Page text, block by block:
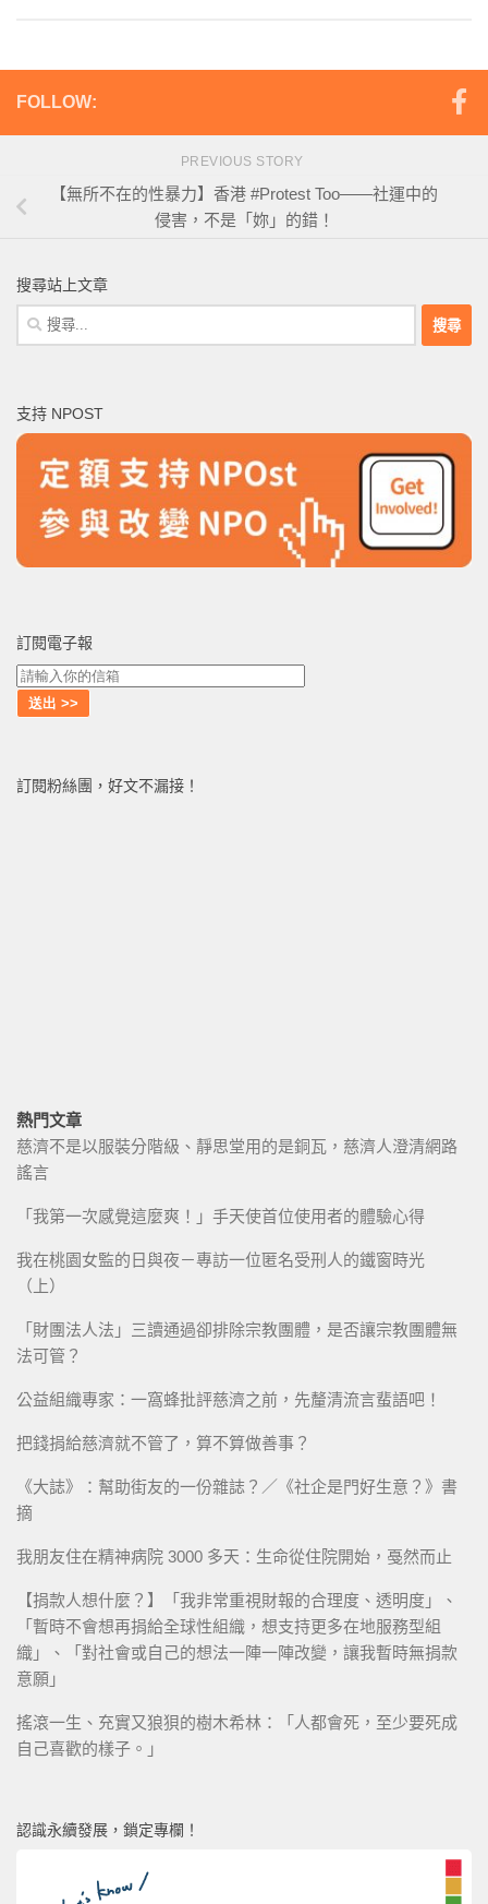
FOLLOW:
PREVIOUS STORY
【無所不在的性暴力】香港 #Protest Too——社運中的
侵害，不是「妳」的錯！
搜尋站上文章
搜
尋
字:
支持 NPOST
訂閱電子報
訂閱粉絲團，好文不漏接！
熱門文章
慈濟不是以服裝分階級、靜思堂用的是銅瓦，慈濟人澄清網路
謠言
「我第一次感覺這麼爽！」手天使首位使用者的體驗心得
我在桃園女監的日與夜－專訪一位匿名受刑人的鐵窗時光
（上）
「財團法人法」三讀通過卻排除宗教團體，是否讓宗教團體無
法可管？
公益組織專家：一窩蜂批評慈濟之前，先釐清流言蜚語吧！
把錢捐給慈濟就不管了，算不算做善事？
《大誌》：幫助街友的一份雜誌？／《社企是門好生意？》書
摘
我朋友住在精神病院 3000 多天：生命從住院開始，戞然而止
【捐款人想什麼？】「我非常重視財報的合理度、透明度」、
「暫時不會想再捐給全球性組織，想支持更多在地服務型組
織」、「對社會或自己的想法一陣一陣改變，讓我暫時無捐款
意願」
搖滾一生、充實又狼狽的樹木希林：「人都會死，至少要死成
自己喜歡的樣子。」
認識永續發展，鎖定專欄！